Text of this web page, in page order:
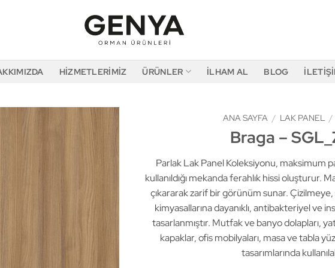
HIZMETLERIMIZ ÜRÜNLER İLHAM AL BLOG
ANA SAYFA / LAK PANEL /
Braga –
Parlak Lak Panel Koleksiyonu, maksimum
kullanıldığı mekanda ferahlık hissi oluşturur.
çıkararak zarif bir görünüm sunar.
kimyasallarına dayanıklı, antibakteriyel ve
tasarlanmıştır. Mutfak ve banyo dolapları,
kapaklar, ofis mobilyaları, masa ve tabla
tasarımlarında